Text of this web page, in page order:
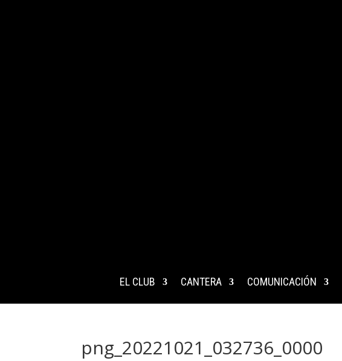
EL CLUB CANTERA COMUNICACIÓN
png_20221021_032736_0000